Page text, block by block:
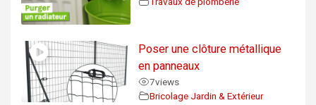
Poser une clôture métallique
en panneaux
7views
Bricolage Jardin & Extérieur